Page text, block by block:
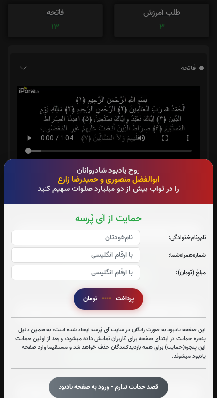
روح یادبود شادروانان
ابوالفضل منصوری و حمیدرضا زارع
را در ثواب بیش از دو میلیارد صلوات سهیم کنید
حمایت از آی پُرسه
نام‌و‌نام‌خانوادگی:
شماره‌همراه‌شما:
مبلغ (تومان):
پرداخت ----
این صفحه یادبود به صورت رایگان در سایت آی پُرسه ایجاد شده است، به همین دلیل
پنجره حمایت در ابتدای صفحه برای کاربران نمایش داده میشود، و بعد از اولین حمایت
این پنجره(حمایت) برای همه بازدیدکنندگان حذف خواهد شد و مستقیما وارد صفحه
یادبود میشوند.
قصد حمایت ندارم - ورود به صفحه یادبود
طلب آمرزش
3
فاتحه
13
فاتحه
سوره الرحمن:4بار
صوت سوره الرحمن
سوره یاسین:
قرائت سوره یاسین را تقبل میکنم
صوت سوره یاسین
آیت الکرسی:1بار
صوت آیت الکرسی